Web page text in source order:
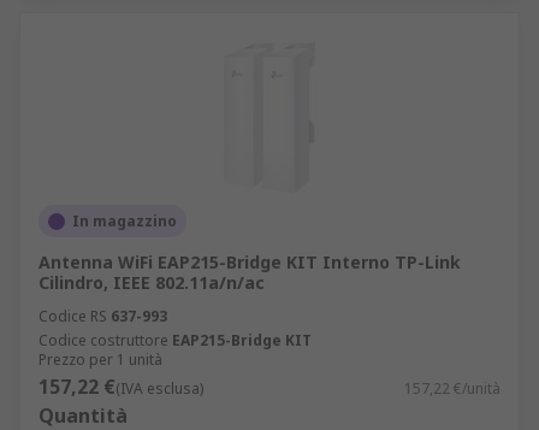
In magazzino
Antenna WiFi EAP215-Bridge KIT Interno TP-Link
Cilindro, IEEE 802.11a/n/ac
Codice RS 637-993
Codice costruttore EAP215-Bridge KIT
Prezzo per 1 unità
157,22 €(IVA esclusa) 157,22 €/unità
Quantità